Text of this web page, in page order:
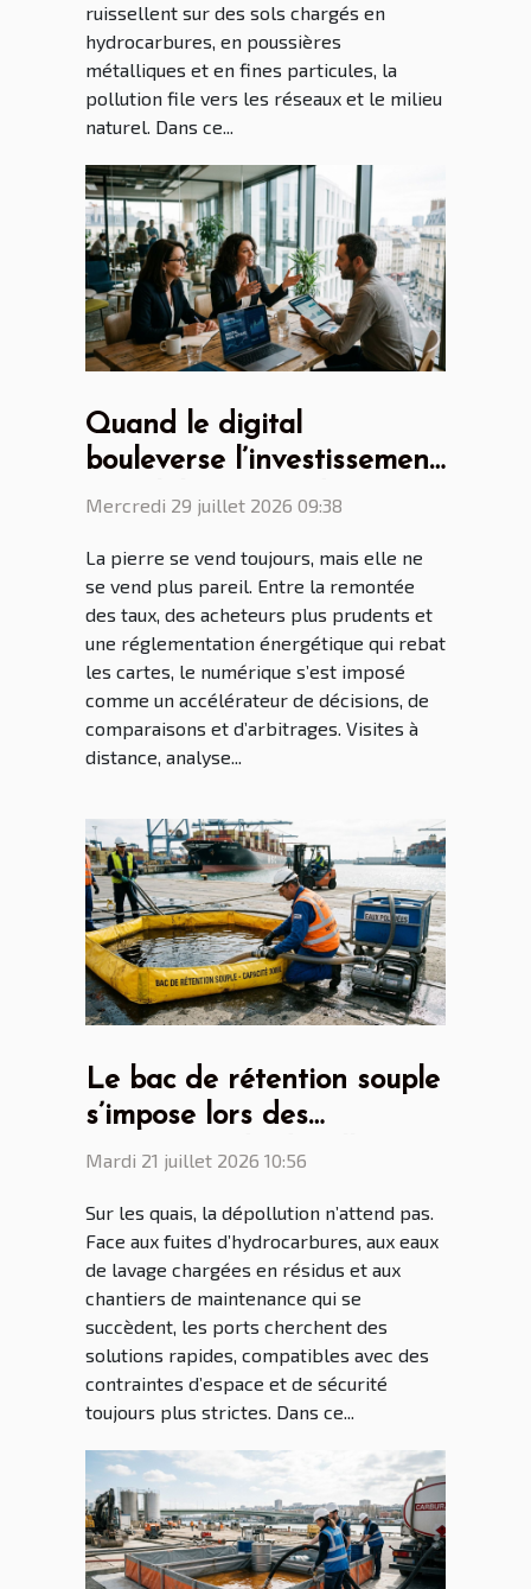
ruissellent sur des sols chargés en
hydrocarbures, en poussières
métalliques et en fines particules, la
pollution file vers les réseaux et le milieu
naturel. Dans ce...
Quand le digital
bouleverse l’investissement
immobilier, regards croisés
Mercredi 29 juillet 2026 09:38
La pierre se vend toujours, mais elle ne
se vend plus pareil. Entre la remontée
des taux, des acheteurs plus prudents et
une réglementation énergétique qui rebat
les cartes, le numérique s’est imposé
comme un accélérateur de décisions, de
comparaisons et d’arbitrages. Visites à
distance, analyse...
Le bac de rétention souple
s’impose lors des
opérations de dépollution
Mardi 21 juillet 2026 10:56
Sur les quais, la dépollution n’attend pas.
Face aux fuites d’hydrocarbures, aux eaux
de lavage chargées en résidus et aux
chantiers de maintenance qui se
succèdent, les ports cherchent des
solutions rapides, compatibles avec des
contraintes d’espace et de sécurité
toujours plus strictes. Dans ce...